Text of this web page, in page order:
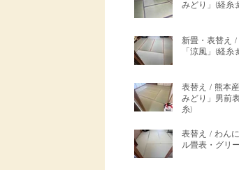
みどり」(経糸:
新畳・表替え /
「涼風」(経糸
表替え / 熊本
みどり」男前
糸)
表替え / わん
ル畳表・グリ